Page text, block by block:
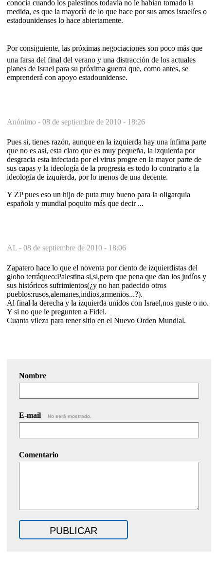
conocía cuando los palestinos todavía no le habían tomado la
medida, es que la mayoría de lo que hace por sus amos israelíes o
estadounidenses lo hace abiertamente.
Por consiguiente, las próximas negociaciones son poco más que
una farsa del final del verano y una distracción de los actuales
planes de Israel para su próxima guerra que, como antes, se
emprenderá con apoyo estadounidense.
Anónimo - 08 de septiembre de 2010 - 18:26
Pues si, tienes razón, aunque en la izquierda hay una ínfima parte
que no es asi, esta claro que es muy pequeña, la izquierda por
desgracia esta infectada por el virus progre en la mayor parte de
sus capas y la ideología de la progresia es todo lo contrario a la
ideología de izquierda, por lo menos de una decente.
Y ZP pues eso un hijo de puta muy bueno para la oligarquia
española y mundial poquito más que decir ...
AL - 08 de septiembre de 2010 - 18:06
Zapatero hace lo que el noventa por ciento de izquierdistas del
globo terráqueo:Palestina si,si,pero que pena que dan los judíos y
sus históricos sufrimientos(¿y no han padecido otros
pueblos:rusos,alemanes,indios,armenios...?).
Al final la derecha y la izquierda unidos con Israel,nos guste o no.
Y si no que le pregunten a Fidel.
Cuanta vileza para tener sitio en el Nuevo Orden Mundial.
Nombre
E-mail No será mostrado.
Comentario